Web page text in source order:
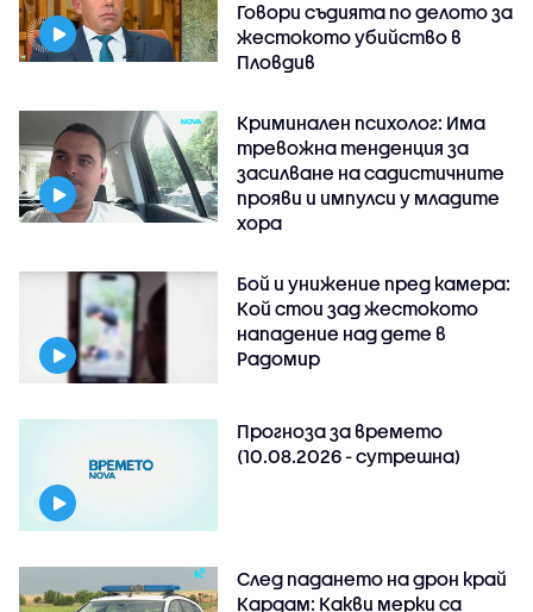
Говори съдията по делото за
жестокото убийство в
Пловдив
Криминален психолог: Има
тревожна тенденция за
засилване на садистичните
прояви и импулси у младите
хора
Бой и унижение пред камера:
Кой стои зад жестокото
нападение над дете в
Радомир
Прогноза за времето
(10.08.2026 - сутрешна)
След падането на дрон край
Кардам: Какви мерки са